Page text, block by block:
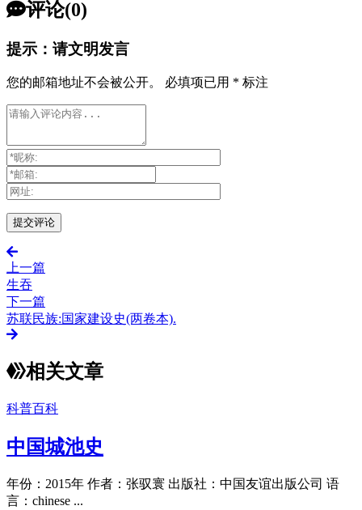
评论(0)
提示：请文明发言
您的邮箱地址不会被公开。 必填项已用 * 标注
上一篇
生吞
下一篇
苏联民族:国家建设史(两卷本).
相关文章
科普百科
中国城池史
年份：2015年 作者：张驭寰 出版社：中国友谊出版公司 语
言：chinese ...